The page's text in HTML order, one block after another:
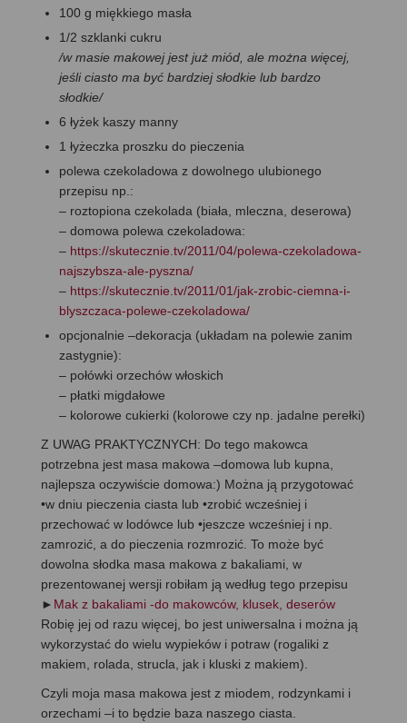
100 g miękkiego masła
1/2 szklanki cukru
/w masie makowej jest już miód, ale można więcej,
jeśli ciasto ma być bardziej słodkie lub bardzo
słodkie/
6 łyżek kaszy manny
1 łyżeczka proszku do pieczenia
polewa czekoladowa z dowolnego ulubionego
przepisu np.:
– roztopiona czekolada (biała, mleczna, deserowa)
– domowa polewa czekoladowa:
– https://skutecznie.tv/2011/04/polewa-czekoladowa-
najszybsza-ale-pyszna/
– https://skutecznie.tv/2011/01/jak-zrobic-ciemna-i-
blyszczaca-polewe-czekoladowa/
opcjonalnie –dekoracja (układam na polewie zanim
zastygnie):
– połówki orzechów włoskich
– płatki migdałowe
– kolorowe cukierki (kolorowe czy np. jadalne perełki)
Z UWAG PRAKTYCZNYCH: Do tego makowca
potrzebna jest masa makowa –domowa lub kupna,
najlepsza oczywiście domowa:) Można ją przygotować
•w dniu pieczenia ciasta lub •zrobić wcześniej i
przechować w lodówce lub •jeszcze wcześniej i np.
zamrozić, a do pieczenia rozmrozić. To może być
dowolna słodka masa makowa z bakaliami, w
prezentowanej wersji robiłam ją według tego przepisu
► Mak z bakaliami -do makowców, klusek, deserów
Robię jej od razu więcej, bo jest uniwersalna i można ją
wykorzystać do wielu wypieków i potraw (rogaliki z
makiem, rolada, strucla, jak i kluski z makiem).
Czyli moja masa makowa jest z miodem, rodzynkami i
orzechami –i to będzie baza naszego ciasta.